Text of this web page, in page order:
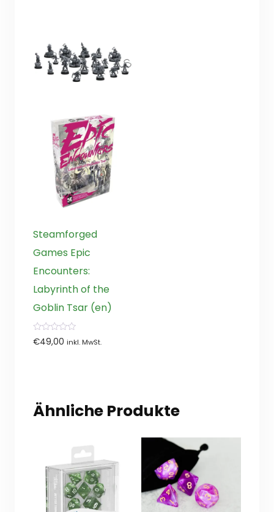
Steamforged
Games Epic
Encounters:
Labyrinth of the
Goblin Tsar (en)
0
von
€49,00 inkl. MwSt.
Ähnliche Produkte